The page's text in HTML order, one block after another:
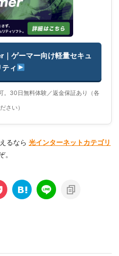
ゲーマー向け軽量セキュ
ティ
。30日無料体験／返金保証あり（各
さい）
るなら 光インターネットカテゴリ
。